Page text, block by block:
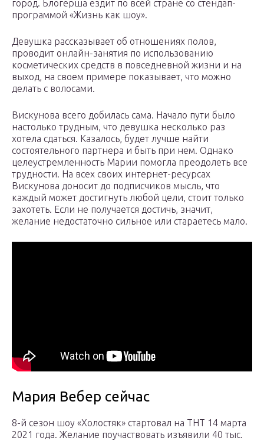
город. Блогерша ездит по всей стране со стендап-
программой «Жизнь как шоу».
Девушка рассказывает об отношениях полов,
проводит онлайн-занятия по использованию
косметических средств в повседневной жизни и на
выход, на своем примере показывает, что можно
делать с волосами.
Вискунова всего добилась сама. Начало пути было
настолько трудным, что девушка несколько раз
хотела сдаться. Казалось, будет лучше найти
состоятельного партнера и быть при нем. Однако
целеустремленность Марии помогла преодолеть все
трудности. На всех своих интернет-ресурсах
Вискунова доносит до подписчиков мысль, что
каждый может достигнуть любой цели, стоит только
захотеть. Если не получается достичь, значит,
желание недостаточно сильное или стараетесь мало.
Мария Вебер сейчас
8-й сезон шоу «Холостяк» стартовал на ТНТ 14 марта
2021 года. Желание поучаствовать изъявили 40 тыс.